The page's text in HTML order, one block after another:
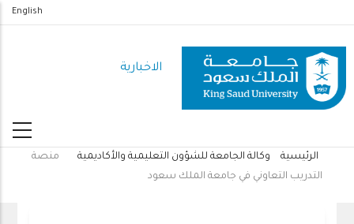
المحتوى
الرئيسي
English
الاخبارية
مسار
الرئيسية وكالة الجامعة للشؤون التعليمية والأكاديمية
منصة
التدريب التعاوني في جامعة الملك سعود